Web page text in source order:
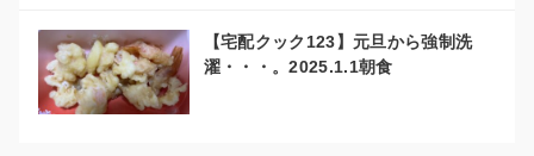
【宅配クック123】元旦から強制洗
濯・・・。2025.1.1朝食